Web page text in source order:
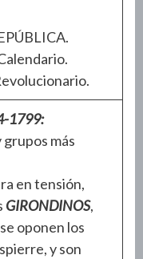
1799:
más
en tensión,
GIRONDINOS,
oponen los
y son